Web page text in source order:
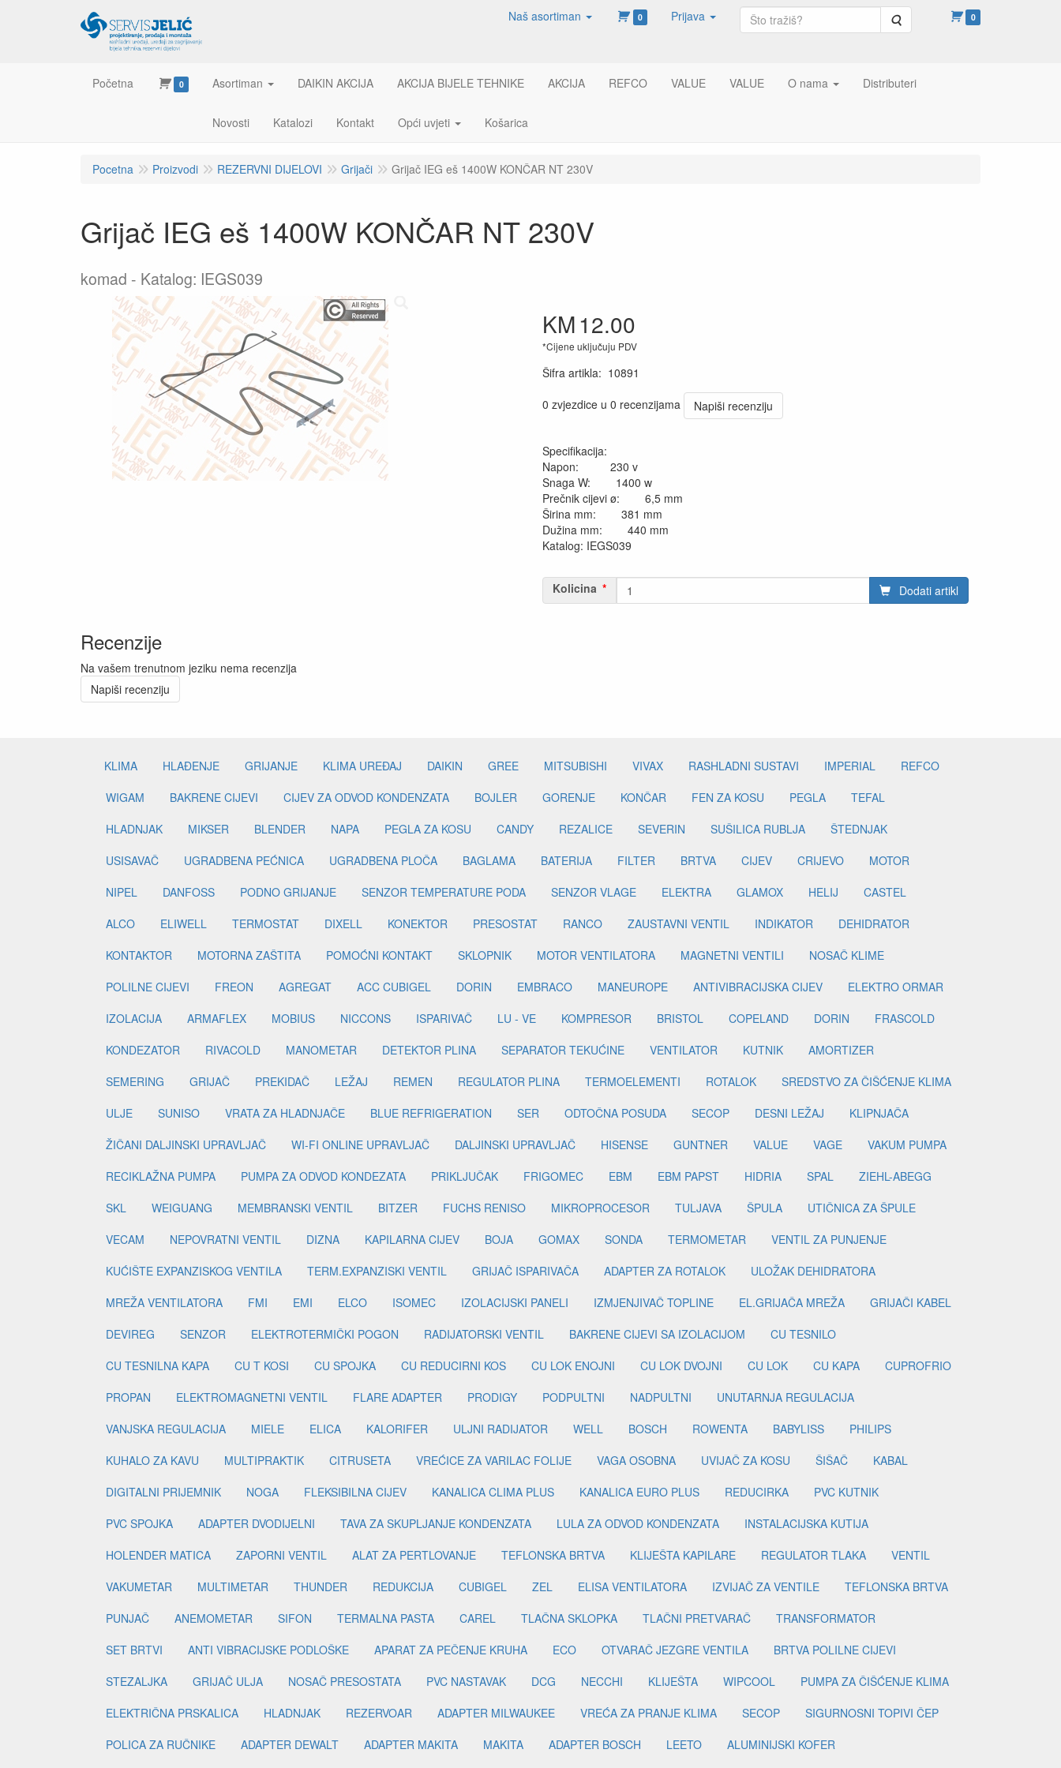
Naš asortiman 0 Prijava Pretraga 0
Početna 0 Asortiman DAIKIN AKCIJA AKCIJA BIJELE TEHNIKE AKCIJA REFCO VALUE VALUE O nama Distributeri
Novosti Katalozi Kontakt Opći uvjeti Košarica
Pocetna Proizvodi REZERVNI DIJELOVI Grijači Grijač IEG eš 1400W KONČAR NT 230V
Grijač IEG eš 1400W KONČAR NT 230V
komad Katalog: IEGS039
KM12.00
*Cijene uključuju PDV
Šifra artikla: 10891
0 zvjezdice u 0 recenzijama
Napiši recenziju
Specifikacija:
Napon: 230 v
Snaga W: 1400 w
Prečnik cijevi ø: 6,5 mm
Širina mm: 381 mm
Dužina mm: 440 mm
Katalog: IEGS039
Kolicina Dodati artikl
Recenzije
Na vašem trenutnom jeziku nema recenzija
Napiši recenziju
KLIMA HLAĐENJE GRIJANJE KLIMA UREĐAJ DAIKIN GREE MITSUBISHI VIVAX RASHLADNI SUSTAVI IMPERIAL
REFCO
WIGAM
BAKRENE CIJEVI CIJEV ZA ODVOD KONDENZATA BOJLER GORENJE KONČAR FEN ZA KOSU PEGLA
TEFAL
HLADNJAK
MIKSER BLENDER NAPA PEGLA ZA KOSU CANDY REZALICE SEVERIN SUŠILICA RUBLJA
ŠTEDNJAK
USISAVAČ
UGRADBENA PEĆNICA UGRADBENA PLOČA BAGLAMA BATERIJA FILTER BRTVA CIJEV CRIJEVO
MOTOR
NIPEL
DANFOSS PODNO GRIJANJE SENZOR TEMPERATURE PODA SENZOR VLAGE ELEKTRA GLAMOX HELIJ
CASTEL
ALCO
ELIWELL TERMOSTAT DIXELL KONEKTOR PRESOSTAT RANCO ZAUSTAVNI VENTIL INDIKATOR
DEHIDRATOR
KONTAKTOR
MOTORNA ZAŠTITA POMOĆNI KONTAKT SKLOPNIK MOTOR VENTILATORA MAGNETNI VENTILI
NOSAČ KLIME
POLILNE CIJEVI
FREON AGREGAT ACC CUBIGEL DORIN EMBRACO MANEUROPE ANTIVIBRACIJSKA CIJEV
ELEKTRO ORMAR
IZOLACIJA
ARMAFLEX MOBIUS NICCONS ISPARIVAČ LU - VE KOMPRESOR BRISTOL COPELAND DORIN
FRASCOLD
KONDEZATOR
RIVACOLD MANOMETAR DETEKTOR PLINA SEPARATOR TEKUĆINE VENTILATOR KUTNIK
AMORTIZER
SEMERING
GRIJAČ PREKIDAČ LEŽAJ REMEN REGULATOR PLINA TERMOELEMENTI ROTALOK
SREDSTVO ZA ČIŠĆENJE KLIMA
ULJE
SUNISO VRATA ZA HLADNJAČE BLUE REFRIGERATION SER ODTOČNA POSUDA SECOP DESNI LEŽAJ
KLIPNJAČA
ŽIČANI DALJINSKI UPRAVLJAČ
WI-FI ONLINE UPRAVLJAČ DALJINSKI UPRAVLJAČ HISENSE GUNTNER VALUE VAGE
VAKUM PUMPA
RECIKLAŽNA PUMPA
PUMPA ZA ODVOD KONDEZATA PRIKLJUČAK FRIGOMEC EBM EBM PAPST HIDRIA SPAL
ZIEHL-ABEGG
SKL
WEIGUANG MEMBRANSKI VENTIL BITZER FUCHS RENISO MIKROPROCESOR TULJAVA ŠPULA
UTIČNICA ZA ŠPULE
VECAM
NEPOVRATNI VENTIL DIZNA KAPILARNA CIJEV BOJA GOMAX SONDA TERMOMETAR
VENTIL ZA PUNJENJE
KUĆIŠTE EXPANZISKOG VENTILA
TERM.EXPANZISKI VENTIL GRIJAČ ISPARIVAČA ADAPTER ZA ROTALOK
ULOŽAK DEHIDRATORA
MREŽA VENTILATORA
FMI EMI ELCO ISOMEC IZOLACIJSKI PANELI IZMJENJIVAČ TOPLINE EL.GRIJAČA MREŽA
GRIJAČI KABEL
DEVIREG
SENZOR ELEKTROTERMIČKI POGON RADIJATORSKI VENTIL BAKRENE CIJEVI SA IZOLACIJOM
CU TESNILO
CU TESNILNA KAPA
CU T KOSI CU SPOJKA CU REDUCIRNI KOS CU LOK ENOJNI CU LOK DVOJNI CU LOK CU KAPA
CUPROFRIO
PROPAN
ELEKTROMAGNETNI VENTIL FLARE ADAPTER PRODIGY PODPULTNI NADPULTNI
UNUTARNJA REGULACIJA
VANJSKA REGULACIJA
MIELE ELICA KALORIFER ULJNI RADIJATOR WELL BOSCH ROWENTA BABYLISS
PHILIPS
KUHALO ZA KAVU
MULTIPRAKTIK CITRUSETA VREĆICE ZA VARILAC FOLIJE VAGA OSOBNA UVIJAČ ZA KOSU ŠIŠAČ
KABAL
DIGITALNI PRIJEMNIK
NOGA FLEKSIBILNA CIJEV KANALICA CLIMA PLUS KANALICA EURO PLUS REDUCIRKA
PVC KUTNIK
PVC SPOJKA
ADAPTER DVODIJELNI TAVA ZA SKUPLJANJE KONDENZATA LULA ZA ODVOD KONDENZATA
INSTALACIJSKA KUTIJA
HOLENDER MATICA
ZAPORNI VENTIL ALAT ZA PERTLOVANJE TEFLONSKA BRTVA KLIJEŠTA KAPILARE REGULATOR TLAKA
VENTIL
VAKUMETAR
MULTIMETAR THUNDER REDUKCIJA CUBIGEL ZEL ELISA VENTILATORA IZVIJAČ ZA VENTILE
TEFLONSKA BRTVA
PUNJAČ
ANEMOMETAR SIFON TERMALNA PASTA CAREL TLAČNA SKLOPKA TLAČNI PRETVARAČ
TRANSFORMATOR
SET BRTVI
ANTI VIBRACIJSKE PODLOŠKE APARAT ZA PEČENJE KRUHA ECO OTVARAČ JEZGRE VENTILA
BRTVA POLILNE CIJEVI
STEZALJKA
GRIJAČ ULJA NOSAČ PRESOSTATA PVC NASTAVAK DCG NECCHI KLIJEŠTA WIPCOOL
PUMPA ZA ČIŠĆENJE KLIMA
ELEKTRIČNA PRSKALICA
HLADNJAK REZERVOAR ADAPTER MILWAUKEE VREĆA ZA PRANJE KLIMA SECOP
SIGURNOSNI TOPIVI ČEP
POLICA ZA RUČNIKE
ADAPTER DEWALT ADAPTER MAKITA MAKITA ADAPTER BOSCH LEETO ALUMINIJSKI KOFER